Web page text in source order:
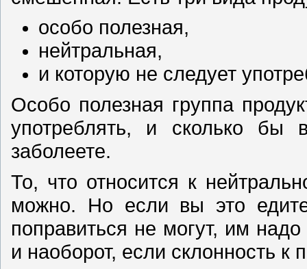
особо полезная,
нейтральная,
и которую не следует
Особо полезная группа
употреблять, и сколько
заболеете.
То, что относится к
можно. Но если вы это
поправиться не могут, им
и наоборот, если склонность к